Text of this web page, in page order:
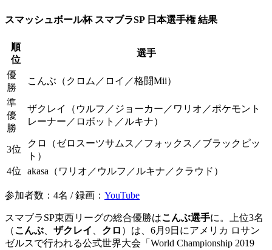
スマッシュボール杯 スマブラSP 日本選手権 結果
順
位
選手
優
勝
こんぶ（クロム／ロイ／格闘Mii）
準
優
勝
ザクレイ（ウルフ／ジョーカー／ワリオ／ポケモント
レーナー／ロボット／ルキナ）
3位
クロ（ゼロスーツサムス／フォックス／ブラックピッ
ト）
4位
akasa（ワリオ／ウルフ／ルキナ／クラウド）
参加者数：4名 / 録画： YouTube
スマブラSP東西リーグの総合優勝はこんぶ選手に。上位3名
（こんぶ ザクレイ クロ ）は、6月9日にアメリカ ロサン
ゼルスで行われる公式世界大会「World Championship 2019